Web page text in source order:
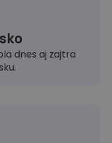
dnes aj zajtra